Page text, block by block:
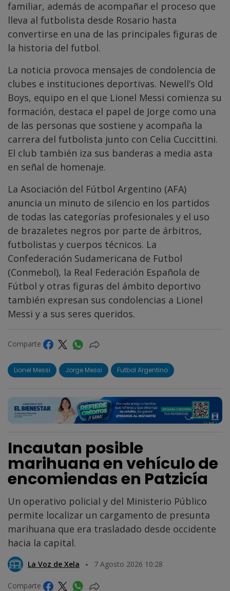
familiar, además de acompañar el proceso que
lleva al futbolista desde Rosario hasta
convertirse en una de las principales figuras de
la historia del futbol.
La noticia provoca mensajes de condolencia de
clubes e instituciones deportivas. Newell’s Old
Boys, equipo en el que Lionel Messi comienza su
formación, destaca el papel de Jorge como una
de las personas que sostiene y acompaña la
carrera del futbolista junto con Celia Cuccittini.
El club también iza sus banderas a media asta
en señal de homenaje.
La Asociación del Fútbol Argentino (AFA)
anuncia un minuto de silencio en los partidos
de todas las categorías profesionales y el uso
de brazaletes negros por parte de árbitros,
futbolistas y cuerpos técnicos. La
Confederación Sudamericana de Futbol
(Conmebol), la Real Federación Española de
Fútbol y otras figuras del ámbito deportivo
también expresan sus condolencias a Lionel
Messi y a sus seres queridos.
Comparte
Lionel Messi Jorge Messi Futbol Argentino
Incautan posible
marihuana en vehículo de
encomiendas en Patzicía
Un operativo policial y del Ministerio Público
permite localizar un cargamento de presunta
marihuana que era trasladado desde occidente
hacia la capital.
La Voz de Xela 7 Agosto 2026 10:28
Comparte